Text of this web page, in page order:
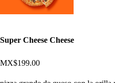
Super Cheese Cheese
MX$199.00